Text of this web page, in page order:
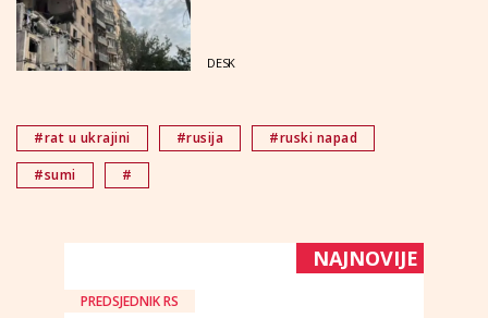
DESK
#rat u ukrajini #rusija
#ruski napad
#sumi
#
NAJNOVIJE
PREDSJEDNIK RS